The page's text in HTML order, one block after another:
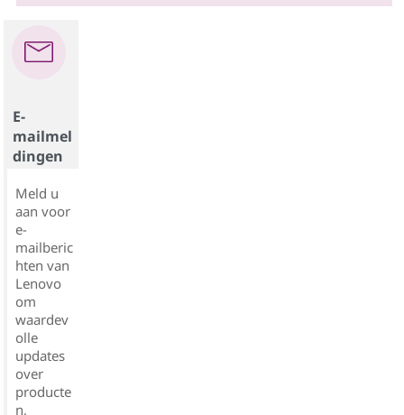
E-
mailmel
dingen
Meld u
aan voor
e-
mailberic
hten van
Lenovo
om
waardev
olle
updates
over
producte
n,